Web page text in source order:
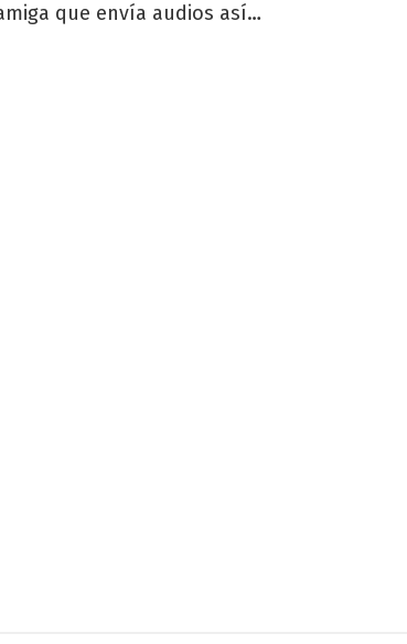
que envía audios así…